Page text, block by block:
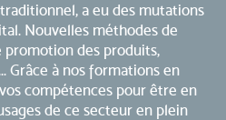
a eu des mutations
Nouvelles méthodes de
promotion des produits,
Grâce à nos formations en
compétences pour être en
de ce secteur en plein